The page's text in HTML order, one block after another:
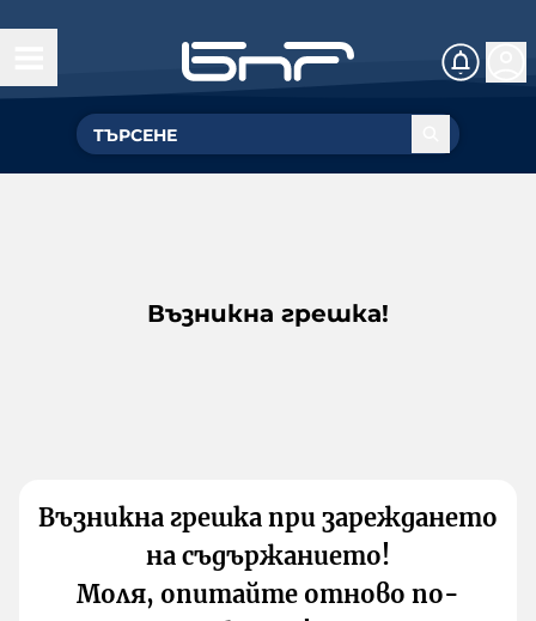
Възникна грешка!
Възникна грешка при зареждането
на съдържанието!
Моля, опитайте отново по-